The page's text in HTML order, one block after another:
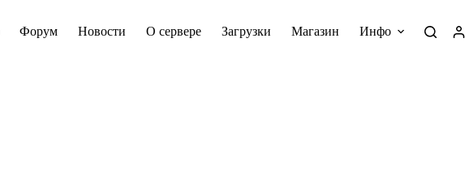
Форум Новости О сервере Загрузки Магазин Инфо